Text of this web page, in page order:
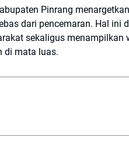
Pinrang
dari pencemaran. Hal ini
sekaligus menampilkan
di mata luas.